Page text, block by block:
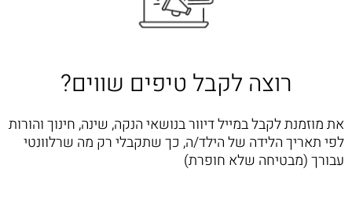
רוצה לקבל טיפים שווים?
את מוזמנת לקבל במייל דיוור בנושאי הנקה, שינה, חינוך והורות
לפי תאריך הלידה של הילד/ה, כך שתקבלי רק מה שרלוונטי
עבורך (מבטיחה שלא חופרת)